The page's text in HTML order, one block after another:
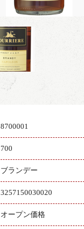
8700001
700
ブランデー
3257150030020
オープン価格